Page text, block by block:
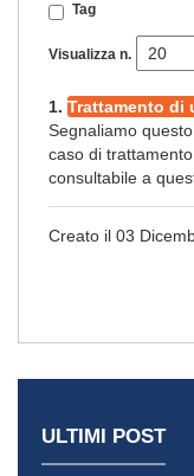
Tag
Visualizza n.
1. Trattamento di
Segnaliamo
caso di
consultabile a
Creato il 03
ULTIMI POST